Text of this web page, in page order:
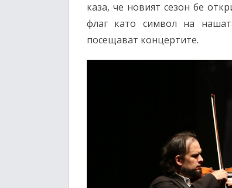
каза, че новият сезон бе
флаг като символ на
посещават концертите.